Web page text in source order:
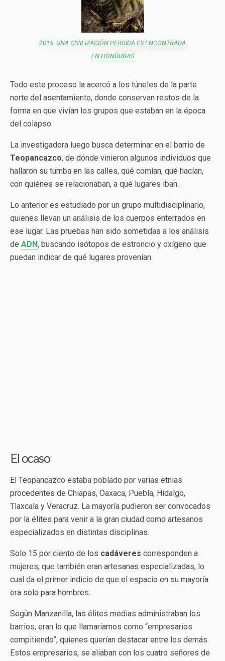
2015: UNA CIVILIZACIÓN PERDIDA ES ENCONTRADA
EN HONDURAS
Todo este proceso la acercó a los túneles de la parte
norte del asentamiento, donde conservan restos de la
forma en que vivían los grupos que estaban en la época
del colapso.
La investigadora luego busca determinar en el barrio de
Teopancazco, de dónde vinieron algunos individuos que
hallaron su tumba en las calles, qué comían, qué hacían,
con quiénes se relacionaban, a qué lugares iban.
Lo anterior es estudiado por un grupo multidisciplinario,
quienes llevan un análisis de los cuerpos enterrados en
ese lugar. Las pruebas han sido sometidas a los análisis
de ADN, buscando isótopos de estroncio y oxígeno que
puedan indicar de qué lugares provenían.
El ocaso
El Teopancazco estaba poblado por varias etnias
procedentes de Chiapas, Oaxaca, Puebla, Hidalgo,
Tlaxcala y Veracruz. La mayoría pudieron ser convocados
por la élites para venir a la gran ciudad como artesanos
especializados en distintas disciplinas.
Solo 15 por ciento de los cadáveres corresponden a
mujeres, que también eran artesanas especializadas, lo
cual da el primer indicio de que el espacio en su mayoría
era solo para hombres.
Según Manzanilla, las élites medias administraban los
barrios, eran lo que llamaríamos como “empresarios
compitiendo”, quienes querían destacar entre los demás.
Estos empresarios, se aliaban con los cuatro señores de